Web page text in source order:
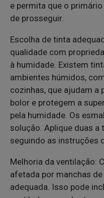
e permita que o
de prosseguir.
Escolha de tinta
qualidade com
à humidade. Existem
ambientes húmidos,
cozinhas, que ajudam a
bolor e protegem a
pela humidade. Os
solução. Aplique duas a
seguindo as instruções
Melhoria da ventilação:
afetada por manchas
adequada. Isso pode